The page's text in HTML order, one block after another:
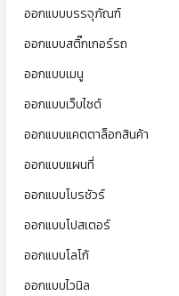
ออกแบบบรรจุภัณฑ์
ออกแบบสติ๊กเกอร์รถ
ออกแบบเมนู
ออกแบบเว็บไซต์
ออกแบบแคตตาล็อกสินค้า
ออกแบบแผนที่
ออกแบบโบรชัวร์
ออกแบบโปสเตอร์
ออกแบบโลโก้
ออกแบบไวนิล